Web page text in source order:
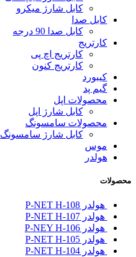
کابل شارژ میکرو
کابل صدا
کابل صدا 90 درجه
کارتریج
کارتریج اچ پی
کارتریج کنون
کیبورد
گیم پد
محصولات اپل
کابل شارژ اپل
محصولات سامسونگ
کابل شارژ سامسونگ
موس
هولدر
محصولات
هولدر P-NET H-108
هولدر P-NET H-107
هولدر P-NEY H-106
هولدر P-NET H-105
هولدر P-NET H-104